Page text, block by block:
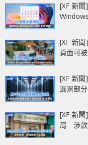
[XF 新
[XF 新
頁面可
[XF 新
漏洞部
[XF 新
局 涉款